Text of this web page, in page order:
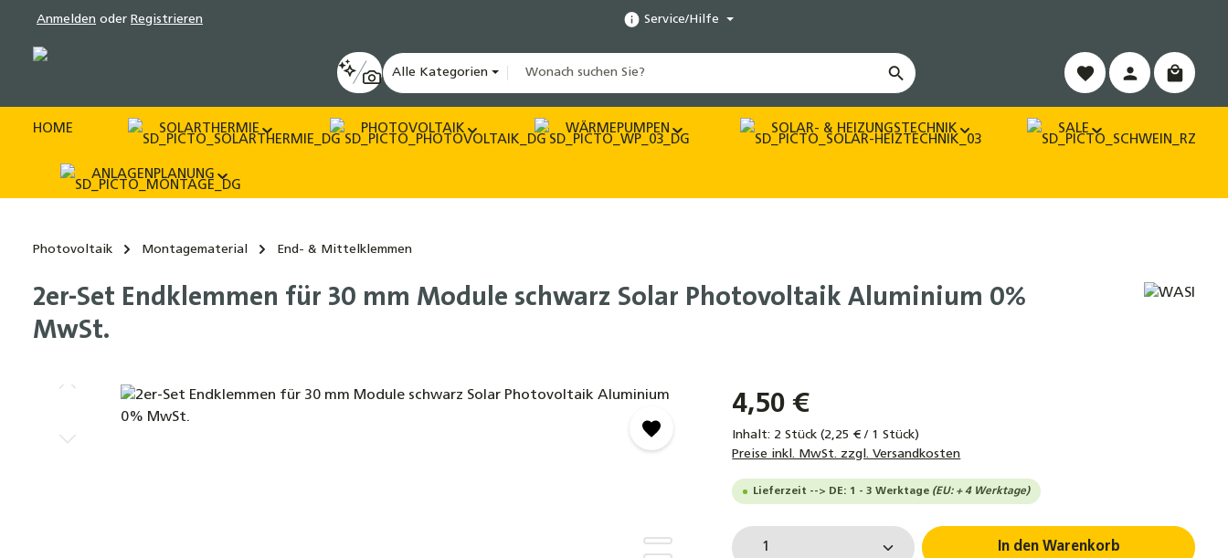
Zur Hauptnavigation springen
Anmelden oder Registrieren Service/Hilfe
Alle Kategorien
HOME SOLARTHERMIE PHOTOVOLTAIK WÄRMEPUMPEN SOLAR- & HEIZUNGSTECHNIK SALE
ANLAGENPLANUNG
Photovoltaik Montagematerial End- & Mittelklemmen
2er-Set Endklemmen für 30 mm Module schwarz Solar Photovoltaik Aluminium 0%
MwSt.
Bildergalerie überspringen 4,50 €
Inhalt: 2 Stück(2,25 € / 1 Stück)
Preise inkl. MwSt. zzgl. Versandkosten
Lieferzeit --> DE: 1 - 3 Werktage (EU: + 4 Werktage)
Produkt Anzahl: Gib den gewünschten Wert
In den Warenkorb